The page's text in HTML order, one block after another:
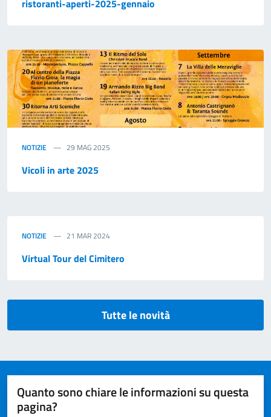
ristoranti-aperti-2025-gennaio
NOTIZIE 29 MAG 2025
Vicoli in arte 2025
NOTIZIE 21 MAR 2024
Virtual Tour del Cimitero
Tutte le novità
Quanto sono chiare le informazioni su questa
pagina?